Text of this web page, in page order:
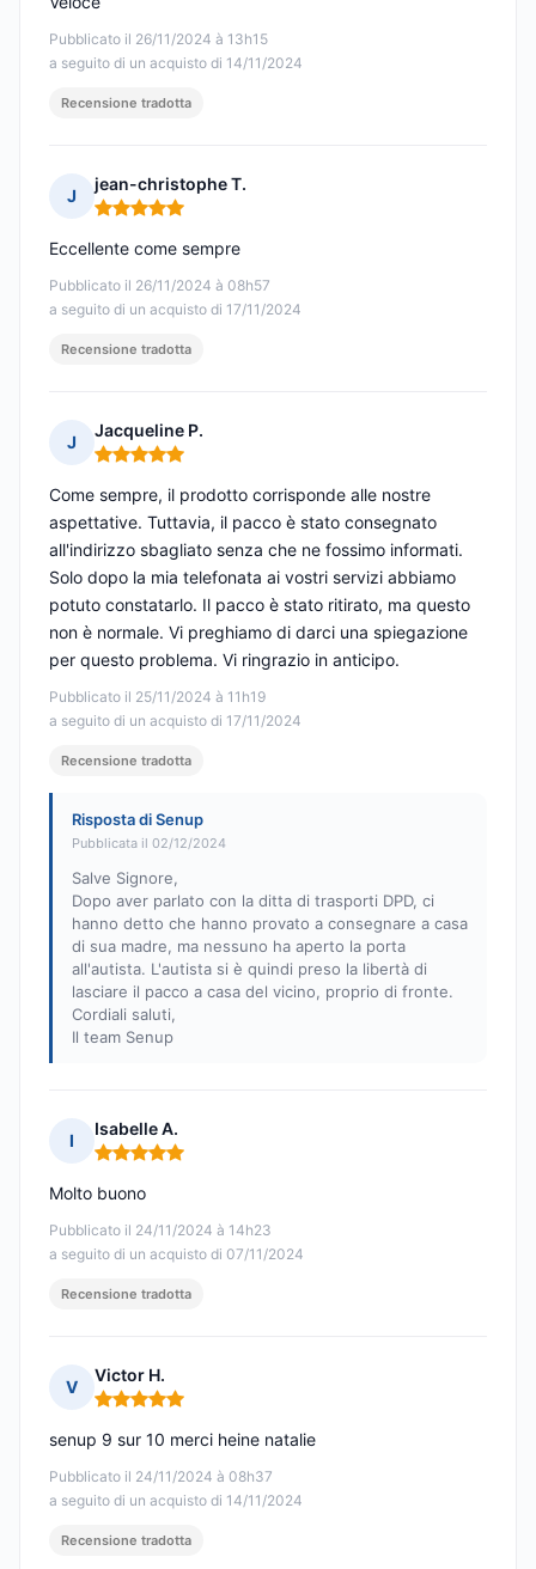
Pubblicato il 26/11/2024 à 13h15
a seguito di un acquisto di 14/11/2024
Recensione tradotta
J
jean-christophe T.
Nota: 5 su 5
Pubblicato il 26/11/2024 à 08h57
a seguito di un acquisto di 17/11/2024
Eccellente come sempre
Recensione tradotta
J
Jacqueline P.
Nota: 5 su 5
Pubblicato il 25/11/2024 à 11h19
a seguito di un acquisto di 17/11/2024
Come sempre, il prodotto corrisponde alle nostre
aspettative. Tuttavia, il pacco è stato consegnato
all'indirizzo sbagliato senza che ne fossimo informati.
Solo dopo la mia telefonata ai vostri servizi abbiamo
potuto constatarlo. Il pacco è stato ritirato, ma questo
non è normale. Vi preghiamo di darci una spiegazione
per questo problema. Vi ringrazio in anticipo.
Recensione tradotta
Risposta di Senup
Pubblicata il 02/12/2024
Salve Signore,
Dopo aver parlato con la ditta di trasporti DPD, ci
hanno detto che hanno provato a consegnare a casa
di sua madre, ma nessuno ha aperto la porta
all'autista. L'autista si è quindi preso la libertà di
lasciare il pacco a casa del vicino, proprio di fronte.
Cordiali saluti,
Il team Senup
I
Isabelle A.
Nota: 5 su 5
Pubblicato il 24/11/2024 à 14h23
a seguito di un acquisto di 07/11/2024
Molto buono
Recensione tradotta
V
Victor H.
Nota: 5 su 5
Pubblicato il 24/11/2024 à 08h37
a seguito di un acquisto di 14/11/2024
senup 9 sur 10 merci heine natalie
Recensione tradotta